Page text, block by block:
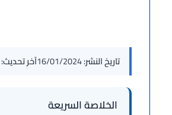
تاريخ النشر:16/01/2024آخر تحديث:
الخلاصة السريعة